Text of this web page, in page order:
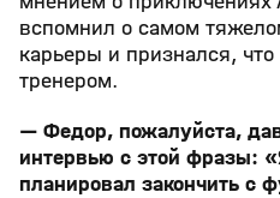
вспомнил о самом
карьеры и признался, что
тренером.
— Федор, пожалуйста,
интервью с этой фразы:
планировал закончить с